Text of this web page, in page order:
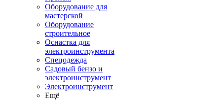
Оборудование для
мастерской
Оборудование
строительное
Оснастка для
электроинструмента
Спецодежда
Садовый бензо и
электроинструмент
Электроинструмент
Ещё